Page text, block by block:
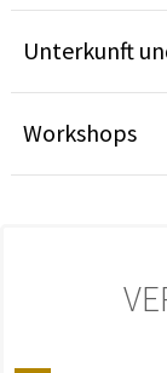
Unterkunft
Workshops